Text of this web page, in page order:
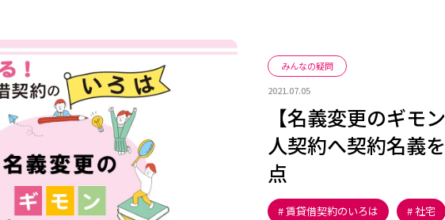
みんなの疑問
2021.07.05
【名義変更のギモ
人契約へ契約名義
点
賃貸借契約のいろは 社宅